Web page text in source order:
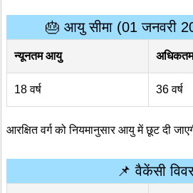
🎂 आयु सीमा (01 जनवरी
न्यूनतम आयु
18 वर्ष 36 वर्ष
आरक्षित वर्ग को नियमानुसार आयु में छूट दी
📌 वैकेंसी